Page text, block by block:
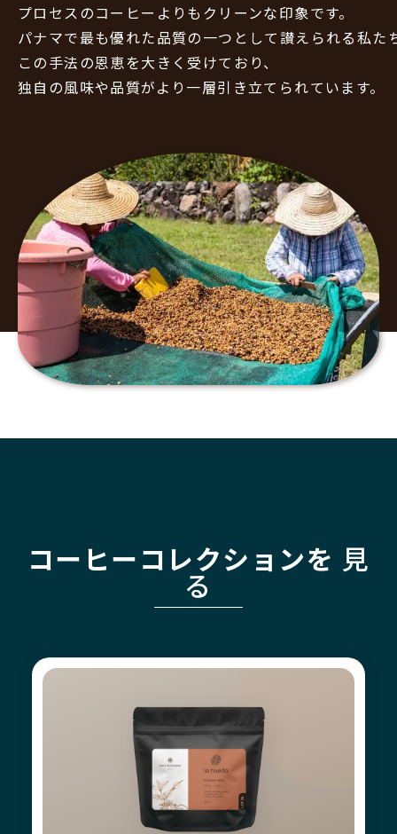
プロセスのコーヒーよりもクリーンな印象です。
パナマで最も優れた品質の一つとして讃えられる私た
この手法の恩恵を大きく受けており、
独自の風味や品質がより一層引き立てられています。
コーヒーコレクションを 見
る